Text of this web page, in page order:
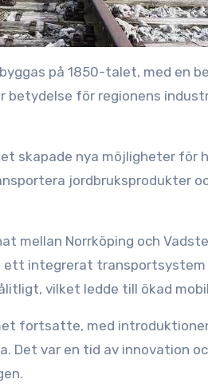
på 1850-talet, med en
betydelse för regionens
skapade nya möjligheter för
jordbruksprodukter
mellan Norrköping och
ett integrerat
vilket ledde till ökad
fortsatte, med
Det var en tid av innovation